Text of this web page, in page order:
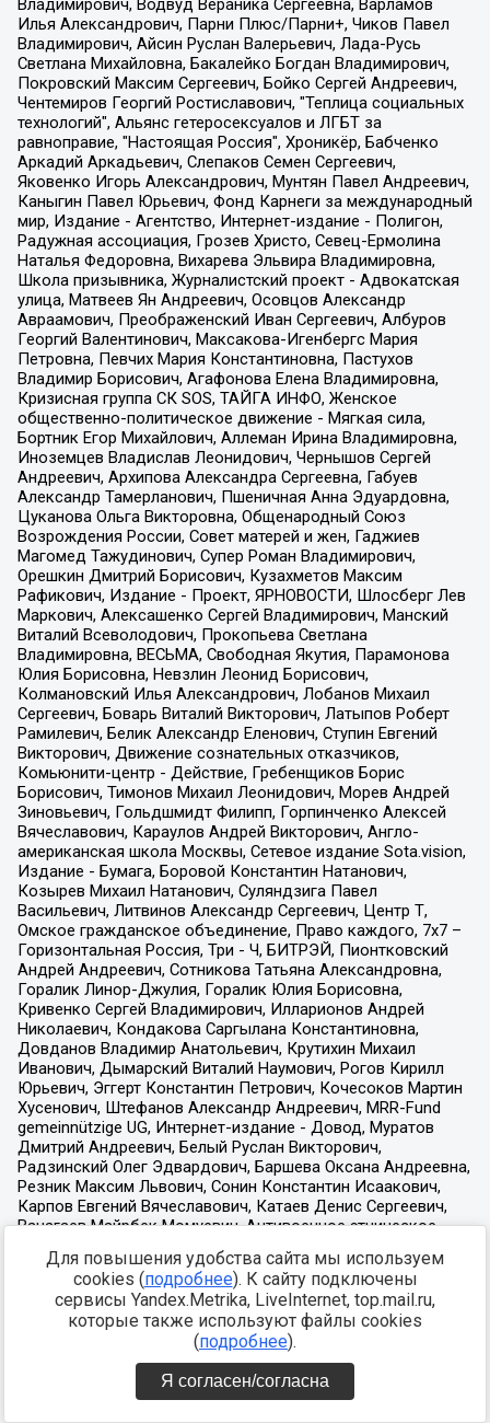
Для повышения удобства сайта мы используем
cookies (подробнее). К сайту подключены
сервисы Yandex.Metrika, LiveInternet, top.mail.ru,
которые также используют файлы cookies
(подробнее).
Я согласен/согласна